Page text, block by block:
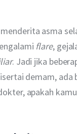
asma
flare,
. Jadi jika
demam, ada
apakah